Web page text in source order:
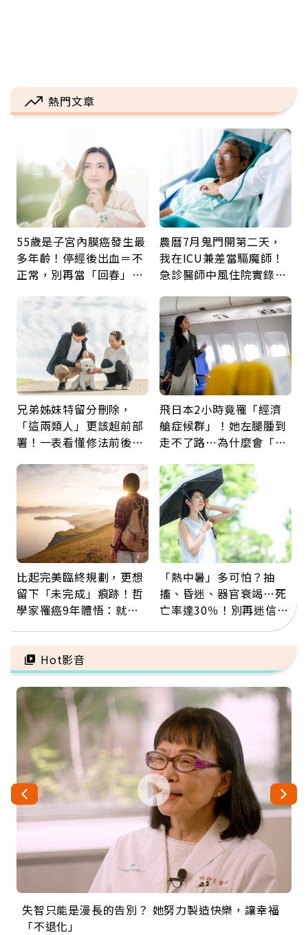
熱門文章
55歲是子宮內膜癌發生最
多年齡！停經後出血＝不
正常，別再當「回春」…
癒率達9成5
農曆7月鬼門開第二天，
我在ICU兼差當驅魔師！
急診醫師中風住院實錄：
兄弟姊妹特留分刪除，
「這兩類人」更該超前部
署！一表看懂修法前後差
更多
飛日本2小時竟罹「經濟
艙症候群」！她左腿腫到
走不了路…為什麼會「靜
注意
比起完美臨終規劃，更想
留下「未完成」痕跡！哲
學家罹癌9年體悟：就算
天相遇
「熱中暑」多可怕？抽
搐、昏迷、器官衰竭…死
亡率達30％！別再迷信
「擦酒精、吃退燒藥」，
5招才能真救命
Hot影音
失智只能是漫長的告別？ 她努力製造快樂，讓幸福
「不退化」
來自剛果的巧克力神父 為台灣奉獻36年 「台灣是我
的家，我連作夢都講台語！」
63歲卸矽谷副總、搬回台灣找快樂！「蛋黃哥小
丑」走進安養院，逗樂上萬爺奶：退休後才開始真
104歲打破金氏世界紀錄 成為全球最年長羽球選
手，分享長壽的秘密原來是「這個」
事業巔峰他選擇追夢…黑手阿伯拉小提琴還登上小
巨蛋！連CNN都大讚！